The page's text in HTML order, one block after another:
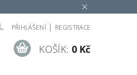
PŘIHLÁŠENÍ | REGISTRACE
KOŠÍK: 0 Kč